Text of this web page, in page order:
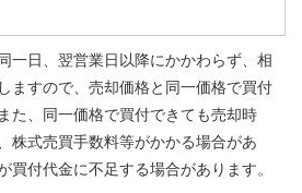
一日、翌営業日以降にかかわらず、相
ますので、売却価格と同一価格で買付
た、同一価格で買付できても売却時
株式売買手数料等がかかる場合があ
買付代金に不足する場合があります。